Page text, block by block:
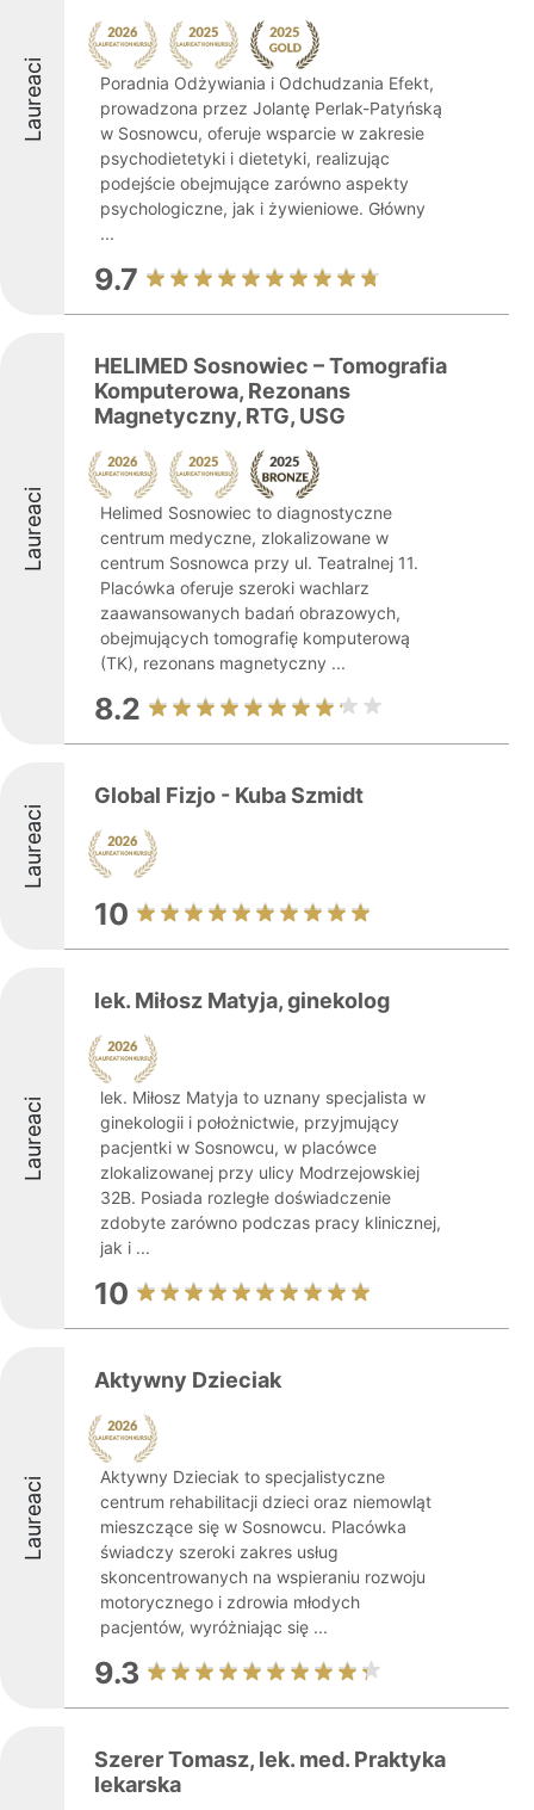
Laureaci
Poradnia Odżywiania i Odchudzania Efekt,
prowadzona przez Jolantę Perlak-Patyńską
w Sosnowcu, oferuje wsparcie w zakresie
psychodietetyki i dietetyki, realizując
podejście obejmujące zarówno aspekty
psychologiczne, jak i żywieniowe. Główny
...
9.7
Laureaci
HELIMED Sosnowiec – Tomografia
Komputerowa, Rezonans
Magnetyczny, RTG, USG
Helimed Sosnowiec to diagnostyczne
centrum medyczne, zlokalizowane w
centrum Sosnowca przy ul. Teatralnej 11.
Placówka oferuje szeroki wachlarz
zaawansowanych badań obrazowych,
obejmujących tomografię komputerową
(TK), rezonans magnetyczny ...
8.2
Laureaci
Global Fizjo - Kuba Szmidt
10
Laureaci
lek. Miłosz Matyja, ginekolog
lek. Miłosz Matyja to uznany specjalista w
ginekologii i położnictwie, przyjmujący
pacjentki w Sosnowcu, w placówce
zlokalizowanej przy ulicy Modrzejowskiej
32B. Posiada rozległe doświadczenie
zdobyte zarówno podczas pracy klinicznej,
jak i ...
10
Laureaci
Aktywny Dzieciak
Aktywny Dzieciak to specjalistyczne
centrum rehabilitacji dzieci oraz niemowląt
mieszczące się w Sosnowcu. Placówka
świadczy szeroki zakres usług
skoncentrowanych na wspieraniu rozwoju
motorycznego i zdrowia młodych
pacjentów, wyróżniając się ...
9.3
Szerer Tomasz, lek. med. Praktyka
lekarska